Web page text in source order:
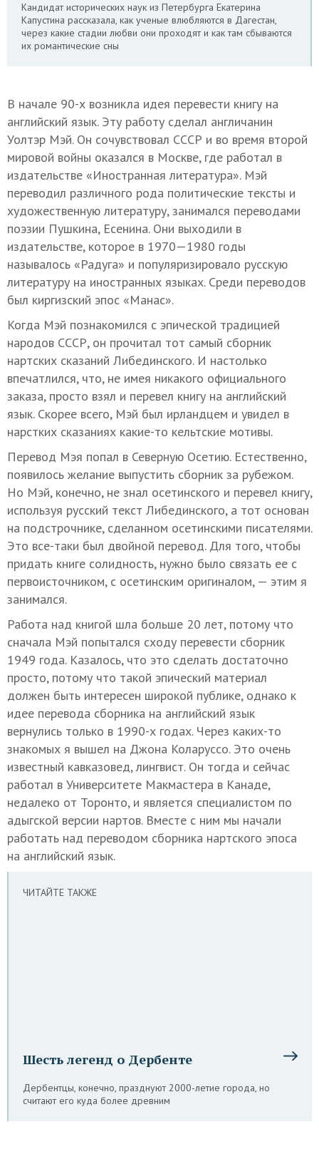
Кандидат исторических наук из Петербурга Екатерина
Капустина рассказала, как ученые влюбляются в Дагестан,
через какие стадии любви они проходят и как там сбываются
их романтические сны
В начале 90-х возникла идея перевести книгу на
английский язык. Эту работу сделал англичанин
Уолтэр Мэй. Он сочувствовал СССР и во время второй
мировой войны оказался в Москве, где работал в
издательстве «Иностранная литература». Мэй
переводил различного рода политические тексты и
художественную литературу, занимался переводами
поэзии Пушкина, Есенина. Они выходили в
издательстве, которое в 1970—1980 годы
называлось «Радуга» и популяризировало русскую
литературу на иностранных языках. Среди переводов
был киргизский эпос «Манас».
Когда Мэй познакомился с эпической традицией
народов СССР, он прочитал тот самый сборник
нартских сказаний Либединского. И настолько
впечатлился, что, не имея никакого официального
заказа, просто взял и перевел книгу на английский
язык. Скорее всего, Мэй был ирландцем и увидел в
нарстких сказаниях какие-то кельтские мотивы.
Перевод Мэя попал в Северную Осетию. Естественно,
появилось желание выпустить сборник за рубежом.
Но Мэй, конечно, не знал осетинского и перевел книгу,
используя русский текст Либединского, а тот основан
на подстрочнике, сделанном осетинскими писателями.
Это все-таки был двойной перевод. Для того, чтобы
придать книге солидность, нужно было связать ее с
первоисточником, с осетинским оригиналом, — этим я
занимался.
Работа над книгой шла больше 20 лет, потому что
сначала Мэй попытался сходу перевести сборник
1949 года. Казалось, что это сделать достаточно
просто, потому что такой эпический материал
должен быть интересен широкой публике, однако к
идее перевода сборника на английский язык
вернулись только в 1990-х годах. Через каких-то
знакомых я вышел на Джона Коларуссо. Это очень
известный кавказовед, лингвист. Он тогда и сейчас
работал в Университете Макмастера в Канаде,
недалеко от Торонто, и является специалистом по
адыгской версии нартов. Вместе с ним мы начали
работать над переводом сборника нартского эпоса
на английский язык.
ЧИТАЙТЕ ТАКЖЕ
Шесть легенд о Дербенте
Дербентцы, конечно, празднуют 2000-летие города, но
считают его куда более древним